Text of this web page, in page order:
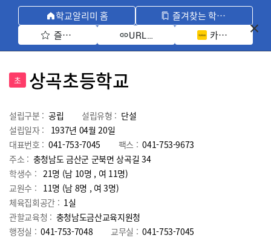
학교알리미 홈
즐겨찾는 학교 모아보기
즐겨찾기 선택
URL 복사 카카오톡 공유
초 상곡초등학교
설립구분 : 공립 설립유형 : 단설
설립일자 :
1937년 04월 20일
대표번호 : 041-753-7045 팩스 : 041-753-9673
주소 : 충청남도 금산군 군북면 상곡길 34
학생수 : 21명 (남 10명 , 여 11명)
교원수 : 11명 (남 8명 , 여3명)
체육집회공간 : 1실
관할교육청 : 충청남도금산교육지원청
행정실 : 041-753-7048 교무실 : 041-753-7045